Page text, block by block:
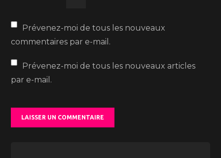
Prévenez-moi de tous les nouveaux
commentaires par e-mail.
Prévenez-moi de tous les nouveaux articles
par e-mail.